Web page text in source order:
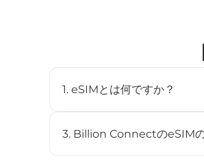
1. eSIMとは何ですか？
デジタルSIMです。対応デバイ
3. Billion ConnectのeSIM